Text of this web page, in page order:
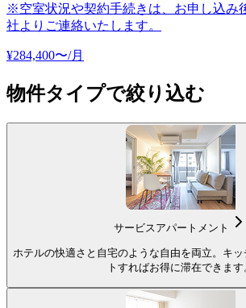
※空室状況や契約手続きは、お申し込み
社よりご連絡いたします。
¥284,400〜/月
物件タイプで絞り込む
サービスアパートメント
ホテルの快適さと自宅のような自由を両立。キ
トすればお得に滞在できます